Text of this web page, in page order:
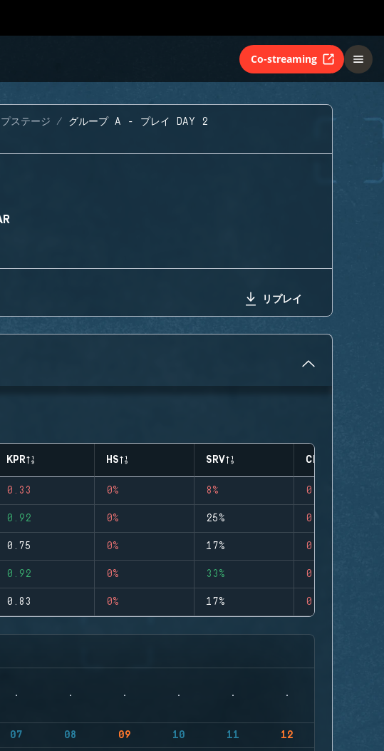
Co-streaming
ステージ グループ A - プレイ DAY 2
リプレイ
KPR HS SRV CLUTCHES
0.33 0% 8% 0
0.92 0% 25% 0
0.75 0% 17% 0
0.92 0% 33% 0
0.83 0% 17% 0
07 08 09 10 11 12